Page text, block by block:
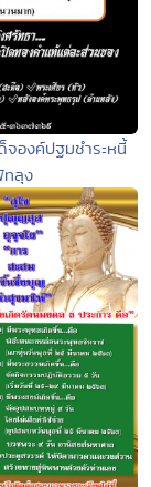
จองค์ปฐมชำระหนี้
ลุง